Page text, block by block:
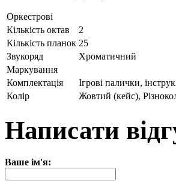
Оркестрові
Кількість октав
2
Кількість планок 25
Звукоряд
Хроматичний
Маркування
Комплектація
Ігрові палички,
Колір
Жовтий (кейс),
Написати
Ваше ім'я: